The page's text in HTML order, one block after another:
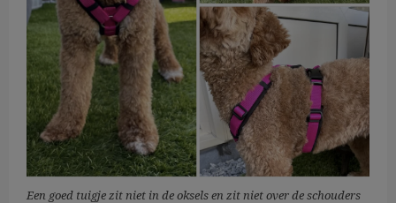
Een goed tuigje zit niet in de oksels en zit niet over de schouders